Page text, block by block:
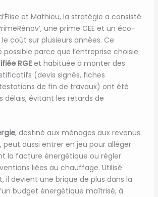
et Mathieu, la stratégie a consisté
une prime CEE et un éco-
coût sur plusieurs années. Ce
parce que l’entreprise choisie
RGEet habituée à monter des
(devis signés, fiches
de fin de travaux) ont été
délais, évitant les retards de
, destiné aux ménages aux revenus
peut aussi entrer en jeu pour alléger
la facture énergétique ou régler
liées au chauffage. Utilisé
il devient une brique de plus dans la
budget énergétique maîtrisé, à